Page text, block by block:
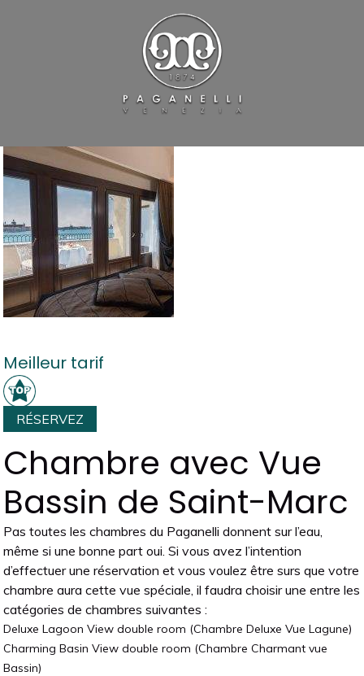
Meilleur tarif
RÉSERVEZ
Chambre avec Vue
Bassin de Saint-Marc
Pas toutes les chambres du Paganelli donnent sur l’eau,
même si une bonne part oui. Si vous avez l’intention
d’effectuer une réservation et vous voulez être surs que votre
chambre aura cette vue spéciale, il faudra choisir une entre les
catégories de chambres suivantes :
Deluxe Lagoon View double room (Chambre Deluxe Vue Lagune)
Charming Basin View double room (Chambre Charmant vue
Bassin)